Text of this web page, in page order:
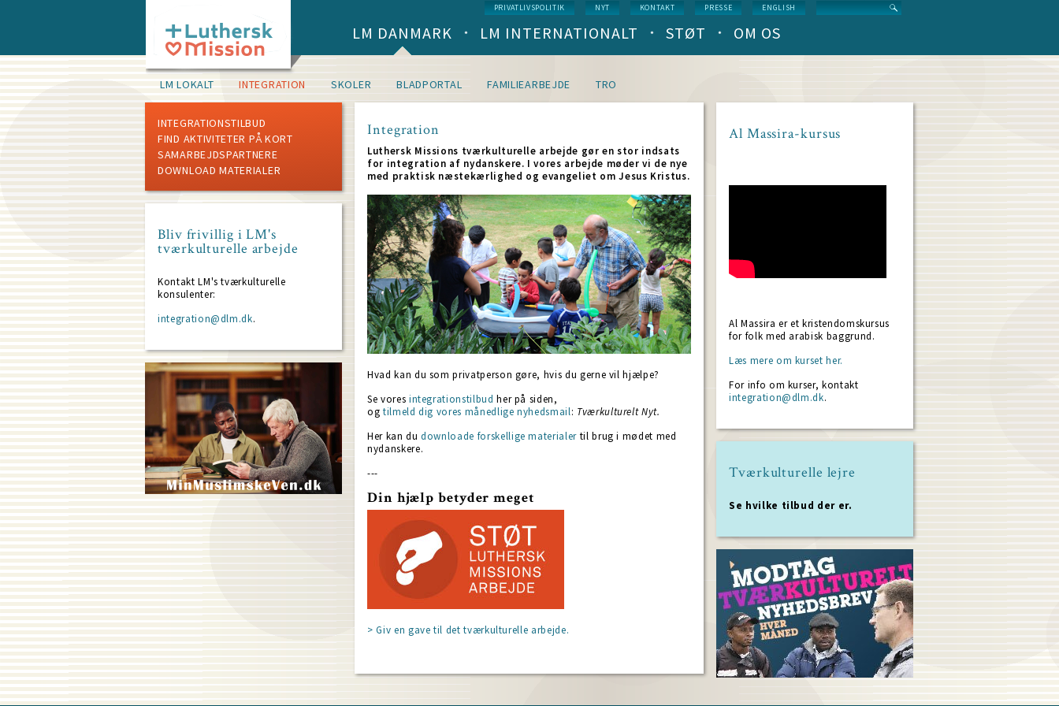
Service
menu
PRIVATLIVSPOLITIK NYT KONTAKT PRESSE ENGLISH
Main
navigation
(level
LM DANMARK LM INTERNATIONALT STØT OM OS
Main
2)
LM LOKALT INTEGRATION SKOLER BLADPORTAL FAMILIEARBEJDE TRO
INTEGRATIONSTILBUD
FIND AKTIVITETER PÅ KORT
SAMARBEJDSPARTNERE
DOWNLOAD MATERIALER
Bliv frivillig i LM's
tværkulturelle arbejde
Kontakt LM's tværkulturelle
konsulenter:
integration@dlm.dk.
Integration
Luthersk Missions tværkulturelle arbejde gør en stor indsats
for integration af nydanskere. I vores arbejde møder vi de nye
med praktisk næstekærlighed og evangeliet om Jesus Kristus.
Hvad kan du som privatperson gøre, hvis du gerne vil hjælpe?
Se vores integrationstilbud her på siden,
og tilmeld dig vores månedlige nyhedsmail: Tværkulturelt Nyt.
Her kan dudownloade forskellige materialertil brug i mødet med
nydanskere.
---
Din hjælp betyder meget
> Giv en gave til det tværkulturelle arbejde.
Al Massira-kursus
Al Massira er et kristendomskursus
for folk med arabisk baggrund.
Læs mere om kurset her.
For info om kurser, kontakt
integration@dlm.dk.
Tværkulturelle lejre
Se hvilke tilbud der er.